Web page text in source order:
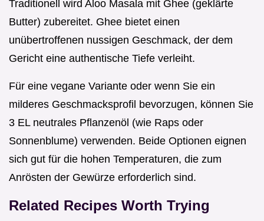
Traditionell wird Aloo Masala mit Ghee (geklärte
Butter) zubereitet. Ghee bietet einen
unübertroffenen nussigen Geschmack, der dem
Gericht eine authentische Tiefe verleiht.
Für eine vegane Variante oder wenn Sie ein
milderes Geschmacksprofil bevorzugen, können Sie
3 EL neutrales Pflanzenöl (wie Raps oder
Sonnenblume) verwenden. Beide Optionen eignen
sich gut für die hohen Temperaturen, die zum
Anrösten der Gewürze erforderlich sind.
Related Recipes Worth Trying